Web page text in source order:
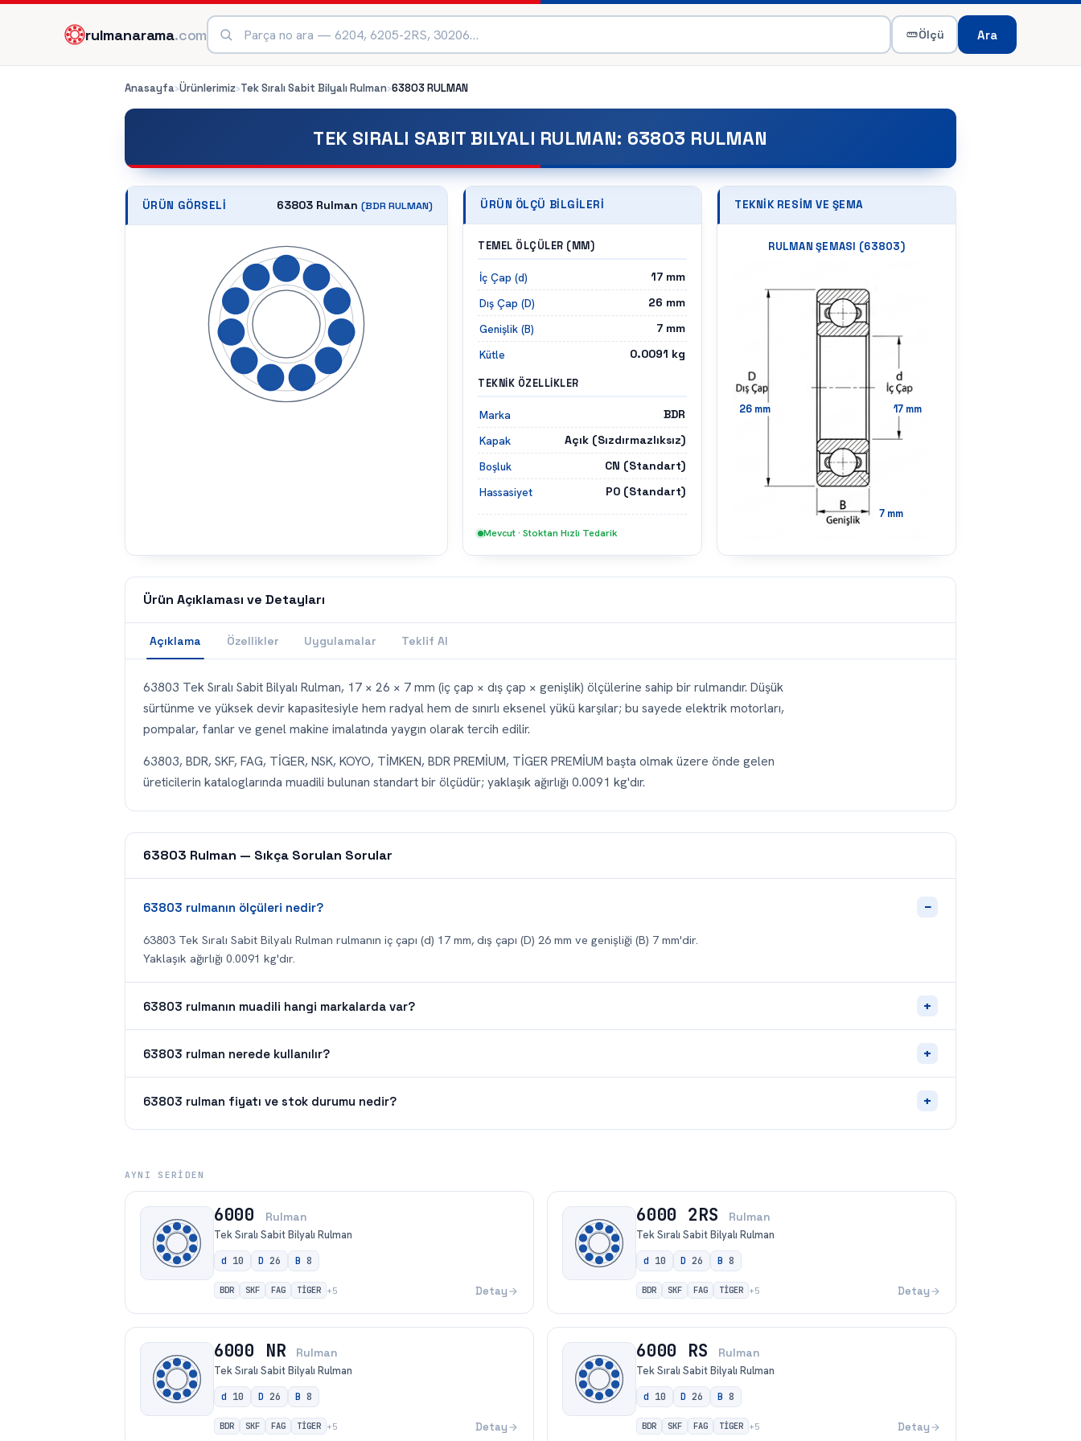
rulmanarama.com Ölçü Ara
Anasayfa›Ürünlerimiz›Tek Sıralı Sabit Bilyalı Rulman›63803RULMAN
TEK SIRALI SABIT BILYALI RULMAN: 63803 RULMAN
ÜRÜN GÖRSELI 63803 Rulman (BDRRULMAN) ÜRÜN ÖLÇÜ BILGILERI
TEMEL ÖLÇÜLER (MM)
İç Çap (d) 17 mm
Dış Çap (D)
26 mm
Genişlik (B)
7 mm
Kütle
0.0091 kg
TEKNIK ÖZELLIKLER
Marka
BDR
Kapak
Açık (Sızdırmazlıksız)
Boşluk
CN (Standart)
Hassasiyet
P0 (Standart)
Mevcut · Stoktan Hızlı Tedarik
TEKNIK RESIM VE ŞEMA
RULMAN ŞEMASI (63803)
26 mm 17 mm
7mm
Ürün Açıklaması ve Detayları
Açıklama Özellikler Uygulamalar Teklif Al
63803 Tek Sıralı Sabit Bilyalı Rulman, 17 × 26 × 7 mm (iç çap × dış çap × genişlik) ölçülerine sahip bir rulmandır. Düşük
sürtünme ve yüksek devir kapasitesiyle hem radyal hem de sınırlı eksenel yükü karşılar; bu sayede elektrik motorları,
pompalar, fanlar ve genel makine imalatında yaygın olarak tercih edilir.
63803, BDR, SKF, FAG, TİGER, NSK, KOYO, TİMKEN, BDR PREMİUM, TİGER PREMİUM başta olmak üzere önde gelen
üreticilerin kataloglarında muadili bulunan standart bir ölçüdür; yaklaşık ağırlığı 0.0091 kg'dır.
63803 Rulman — Sıkça Sorulan Sorular
63803 rulmanın ölçüleri nedir? −
63803 Tek Sıralı Sabit Bilyalı Rulman rulmanın iç çapı (d) 17 mm, dış çapı (D) 26 mm ve genişliği (B) 7 mm'dir.
Yaklaşık ağırlığı 0.0091 kg'dır.
63803 rulmanın muadili hangi markalarda var? +
63803 rulman nerede kullanılır? +
63803 rulman fiyatı ve stok durumu nedir? +
AYNI SERIDEN
6000 Rulman
Tek Sıralı Sabit Bilyalı Rulman
d 10 D 26 B 8
BDR SKF FAG TİGER +5 Detay
6000 2RS Rulman
Tek Sıralı Sabit Bilyalı Rulman
d 10 D 26 B 8
BDR SKF FAG TİGER +5 Detay
6000 NR Rulman
Tek Sıralı Sabit Bilyalı Rulman
d 10 D 26 B 8
BDR SKF FAG TİGER +5 Detay
6000 RS Rulman
Tek Sıralı Sabit Bilyalı Rulman
d 10 D 26 B 8
BDR SKF FAG TİGER +5 Detay